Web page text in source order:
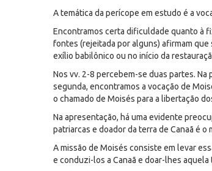
A temática da perícope em estudo é a
Encontramos certa dificuldade quanto à
fontes (rejeitada por alguns) afirmam
exílio babilônico ou no início da
Nos vv. 2-8 percebem-se duas partes.
segunda, encontramos a vocação de
o chamado de Moisés para a libertação
Na apresentação, há uma evidente
patriarcas e doador da terra de Canaã é
A missão de Moisés consiste em levar
e conduzi-los a Canaã e doar-lhes aquela